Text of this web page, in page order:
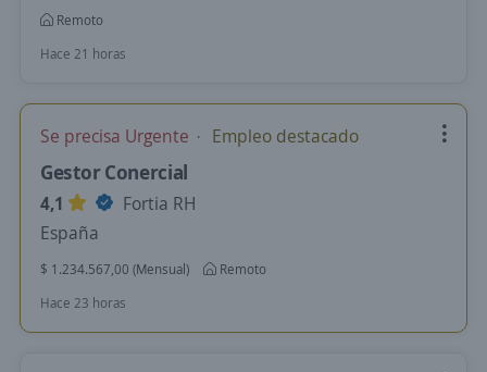
Remoto
Hace 21 horas
Se precisa Urgente Empleo destacado
Gestor Conercial
4,1
Fortia RH
España
$ 1.234.567,00 (Mensual)
Remoto
Hace 23 horas